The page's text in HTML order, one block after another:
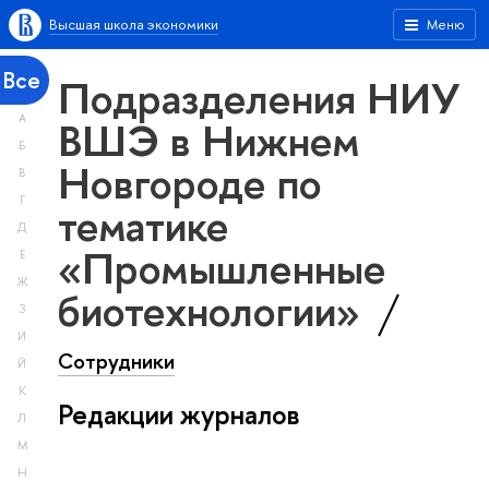
Меню
Высшая школа экономики
Все
А
Б
В
Г
Д
Е
Ж
З
И
Й
К
Л
М
Н
Подразделения НИУ
ВШЭ в Нижнем
Новгороде по
тематике
«Промышленные
биотехнологии»
Сотрудники
Редакции журналов